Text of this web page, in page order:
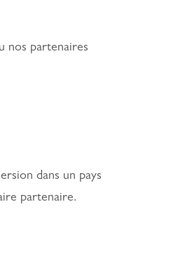
nos partenaires
dans un pays
partenaire.